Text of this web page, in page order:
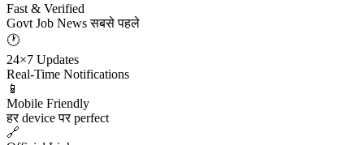
Fast & Verified
Govt Job News सबसे पहले
🕐
24×7 Updates
Real-Time Notifications
📱
Mobile Friendly
हर device पर perfect
🔗